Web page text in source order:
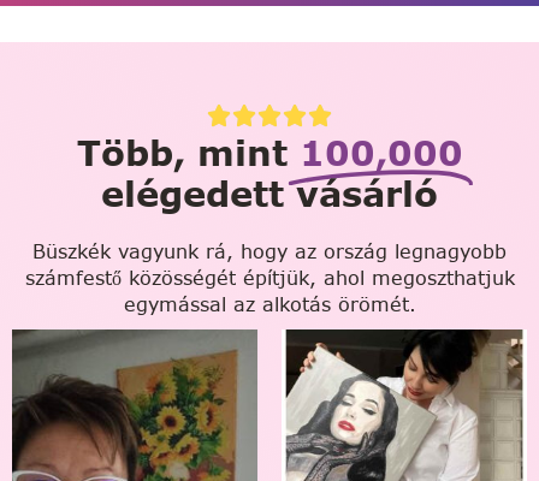
Több, mint 100,000
elégedett vásárló
Büszkék vagyunk rá, hogy az ország legnagyobb
számfestő közösségét építjük, ahol megoszthatjuk
egymással az alkotás örömét.